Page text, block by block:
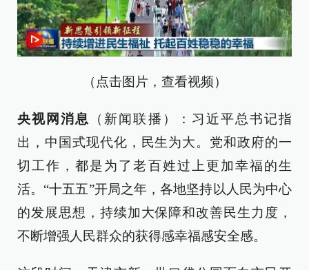
（点击图片，查看视频）
央视网消息
（新闻联播）：习近平总书记指
出，中国式现代化，民生为大。党和政府的一
切工作，都是为了老百姓过上更加幸福的生
活。“十五五”开局之年，各地坚持以人民为中心
的发展思想，持续加大保障和改善民生力度，
不断增强人民群众的获得感幸福感安全感。